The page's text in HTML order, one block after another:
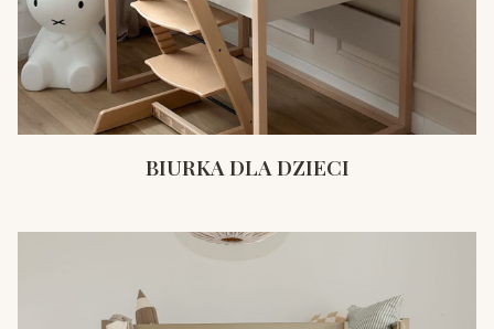
BIURKA DLA DZIECI